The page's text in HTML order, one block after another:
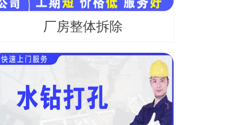
厂房整体拆除